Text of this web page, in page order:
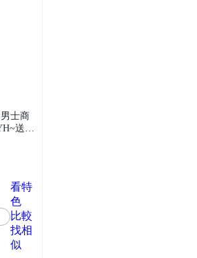
士商
送精
看特
色
比較
找相
似